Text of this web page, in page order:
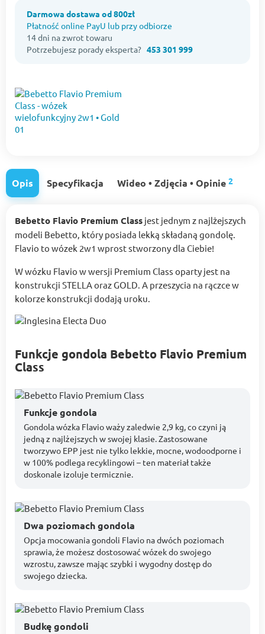
Darmowa dostawa od 800zł
Płatność online PayU lub przy odbiorze
14 dni na zwrot towaru
Potrzebujesz porady eksperta? 453 301 999
Opis Specyfikacja Wideo • Zdjęcia • Opinie 2
Bebetto Flavio Premium Class jest jednym z najlżejszych
modeli Bebetto, który posiada lekką składaną gondolę.
Flavio to wózek 2w1 wprost stworzony dla Ciebie!
W wózku Flavio w wersji Premium Class oparty jest na
konstrukcji STELLA oraz GOLD. A przeszycia na rączce w
kolorze konstrukcji dodają uroku.
Funkcje gondola Bebetto Flavio Premium
Class
Funkcje gondola
Gondola wózka Flavio waży zaledwie 2,9 kg, co czyni ją
jedną z najlżejszych w swojej klasie. Zastosowane
tworzywo EPP jest nie tylko lekkie, mocne, wodoodporne i
w 100% podlega recyklingowi – ten materiał także
doskonale izoluje termicznie.
Dwa poziomach gondola
Opcja mocowania gondoli Flavio na dwóch poziomach
sprawia, że możesz dostosować wózek do swojego
wzrostu, zawsze mając szybki i wygodny dostęp do
swojego dziecka.
Budkę gondoli